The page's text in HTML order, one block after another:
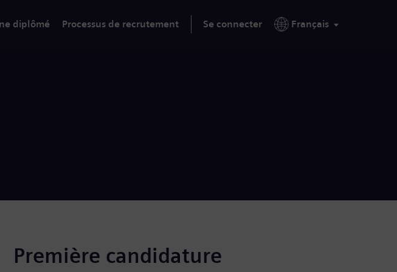
diplômé Processus de recrutement Se connecter Français
Première candidature